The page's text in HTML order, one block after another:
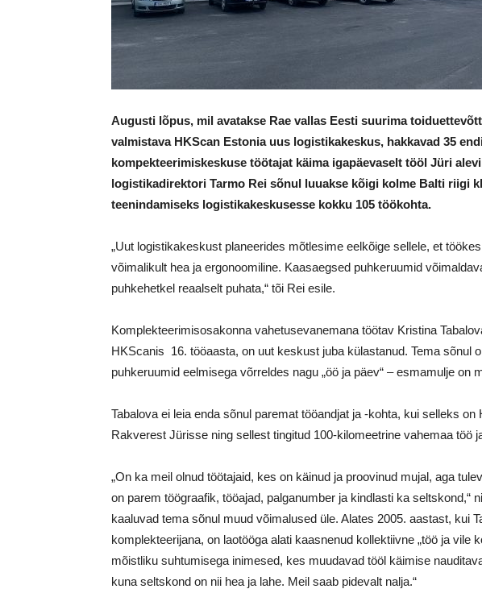
Augusti lõpus, mil avatakse Rae vallas Eesti suurima
valmistava HKScan Estonia uus logistikakeskus, hakkavad 35
kompekteerimiskeskuse töötajat käima igapäevaselt tööl Jüri
logistikadirektori Tarmo Rei sõnul luuakse kõigi kolme Balti riigi
teenindamiseks logistikakeskusesse kokku 105 töökohta.
„Uut logistikakeskust planeerides mõtlesime eelkõige sellele, et
võimalikult hea ja ergonoomiline. Kaasaegsed puhkeruumid
puhkehetkel reaalselt puhata,“ tõi Rei esile.
Komplekteerimisosakonna vahetusevanemana töötav Kristina
HKScanis 16. tööaasta, on uut keskust juba külastanud. Tema sõnul
puhkeruumid eelmisega võrreldes nagu „öö ja päev“ – esmamulje on
Tabalova ei leia enda sõnul paremat tööandjat ja -kohta, kui selleks
Rakverest Jürisse ning sellest tingitud 100-kilomeetrine vahemaa töö
„On ka meil olnud töötajaid, kes on käinud ja proovinud mujal, aga
on parem töögraafik, tööajad, palganumber ja kindlasti ka seltskond,“
kaaluvad tema sõnul muud võimalused üle. Alates 2005. aastast, kui
komplekteerijana, on laotööga alati kaasnenud kollektiivne „töö ja vile
mõistliku suhtumisega inimesed, kes muudavad tööl käimise
kuna seltskond on nii hea ja lahe. Meil saab pidevalt nalja.“